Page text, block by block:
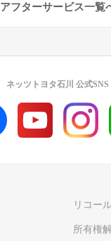
アフターサービス一覧
リコー
所有権
ネッツトヨタ石川 公式SNS